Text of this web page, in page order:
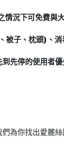
況下可免費與
被子、枕頭)、消
先停的使用者
為你找出愛麗